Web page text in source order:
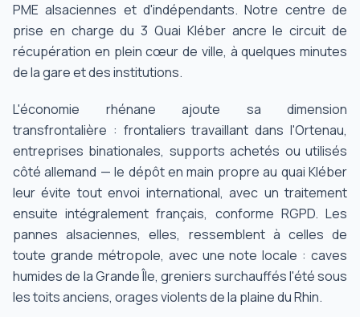
PME alsaciennes et d'indépendants. Notre centre de
prise en charge du 3 Quai Kléber ancre le circuit de
récupération en plein cœur de ville, à quelques minutes
de la gare et des institutions.
L'économie rhénane ajoute sa dimension
transfrontalière : frontaliers travaillant dans l'Ortenau,
entreprises binationales, supports achetés ou utilisés
côté allemand — le dépôt en main propre au quai Kléber
leur évite tout envoi international, avec un traitement
ensuite intégralement français, conforme RGPD. Les
pannes alsaciennes, elles, ressemblent à celles de
toute grande métropole, avec une note locale : caves
humides de la Grande Île, greniers surchauffés l'été sous
les toits anciens, orages violents de la plaine du Rhin.